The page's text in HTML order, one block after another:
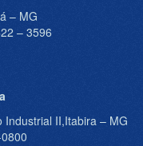
– MG
– 3596
Industrial II,Itabira – MG